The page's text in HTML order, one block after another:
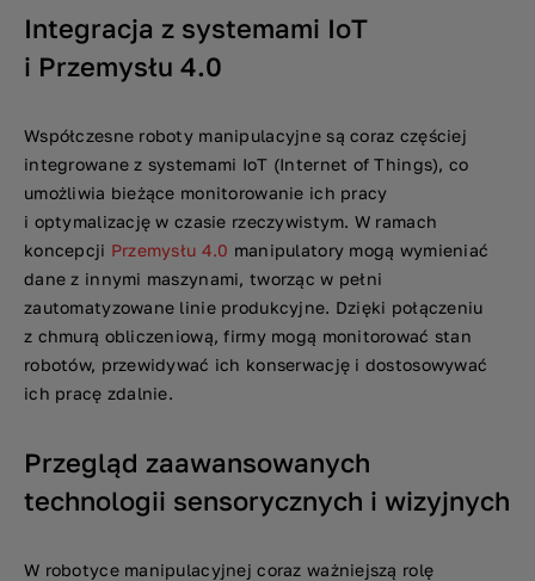
Integracja z systemami IoT
i Przemysłu 4.0
Współczesne roboty manipulacyjne są coraz częściej
integrowane z systemami IoT (Internet of Things), co
umożliwia bieżące monitorowanie ich pracy
i optymalizację w czasie rzeczywistym. W ramach
koncepcji Przemysłu 4.0 manipulatory mogą wymieniać
dane z innymi maszynami, tworząc w pełni
zautomatyzowane linie produkcyjne. Dzięki połączeniu
z chmurą obliczeniową, firmy mogą monitorować stan
robotów, przewidywać ich konserwację i dostosowywać
ich pracę zdalnie.
Przegląd zaawansowanych
technologii sensorycznych i wizyjnych
W robotyce manipulacyjnej coraz ważniejszą rolę